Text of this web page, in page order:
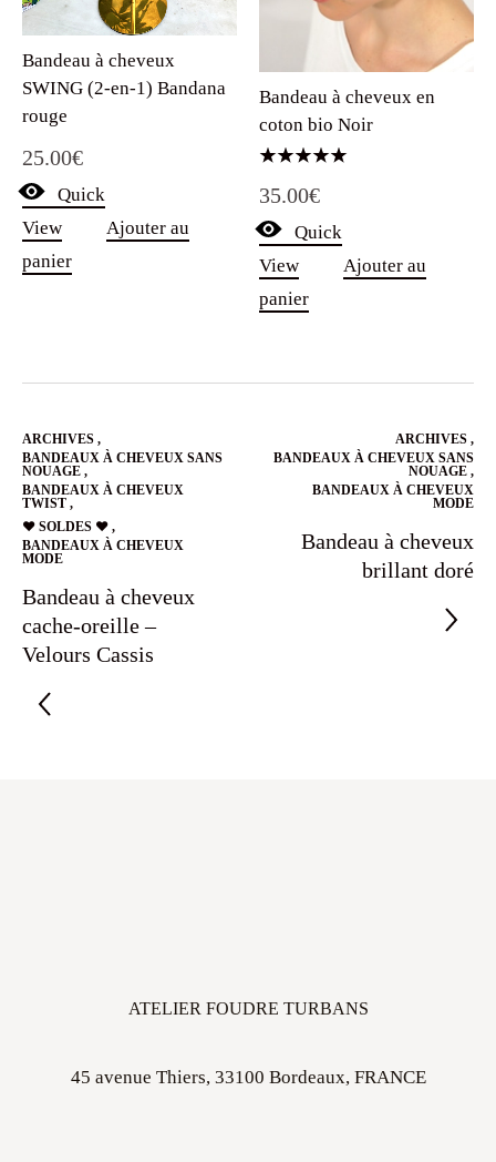
Bandeau à cheveux
SWING (2-en-1) Bandana
rouge
25.00€
Quick
View
Ajouter au
panier
Bandeau à cheveux en
coton bio Noir
5.00
35.00€
Quick
View
Ajouter au
panier
ARCHIVES ,
BANDEAUX À CHEVEUX SANS
NOUAGE ,
BANDEAUX À CHEVEUX
TWIST ,
❤️ SOLDES ❤️ ,
BANDEAUX À CHEVEUX
MODE
Bandeau à cheveux
cache-oreille –
Velours Cassis
ARCHIVES ,
BANDEAUX À CHEVEUX SANS
NOUAGE ,
BANDEAUX À CHEVEUX
MODE
Bandeau à cheveux
brillant doré
ATELIER FOUDRE TURBANS
45 avenue Thiers, 33100 Bordeaux, FRANCE